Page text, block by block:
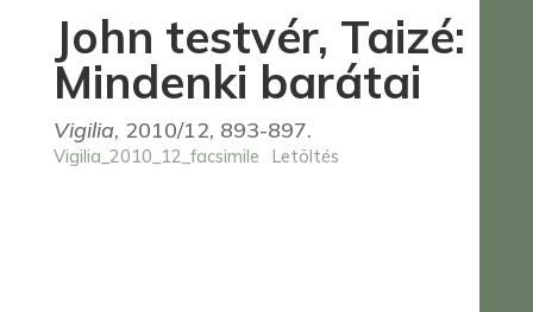
John testvér, Taizé:
Mindenki barátai
Vigilia, 2010/12, 893-897.
Vigilia_2010_12_facsimile Letöltés